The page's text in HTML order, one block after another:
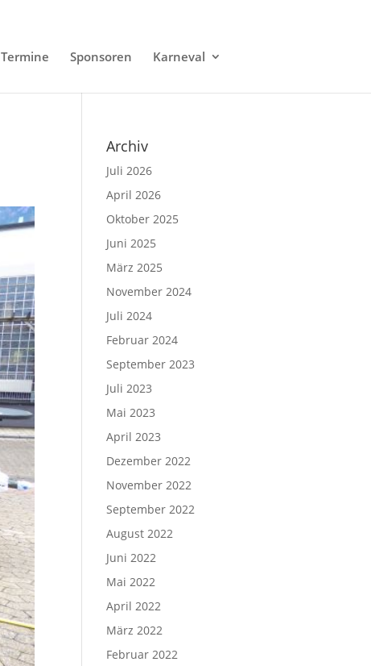
Termine Sponsoren Karneval
Archiv
Juli 2026
April 2026
Oktober 2025
Juni 2025
März 2025
November 2024
Juli 2024
Februar 2024
September 2023
Juli 2023
Mai 2023
April 2023
Dezember 2022
November 2022
September 2022
August 2022
Juni 2022
Mai 2022
April 2022
März 2022
Februar 2022